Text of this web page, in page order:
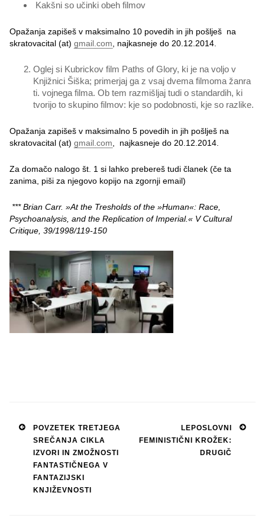
Kakšni so učinki obeh filmov
Opažanja zapišeš v maksimalno 10 povedih in jih pošlješ na
skratovacital (at) gmail.com , najkasneje do 20.12.2014.
Oglej si Kubrickov film Paths of Glory, ki je na voljo v
Knjižnici Šiška; primerjaj ga z vsaj dvema filmoma žanra
ti. vojnega filma. Ob tem razmišljaj tudi o standardih, ki
tvorijo to skupino filmov: kje so podobnosti, kje so razlike.
Opažanja zapišeš v maksimalno 5 povedih in jih pošlješ na
skratovacital (at) gmail.com , najkasneje do 20.12.2014.
Za domačo nalogo št. 1 si lahko prebereš tudi članek (če ta
zanima, piši za njegovo kopijo na zgornji email)
***Brian Carr. »At the Tresholds of the »Human«: Race,
Psychoanalysis, and the Replication of Imperial.« V Cultural
Critique, 39/1998/119-150
Post
navigation
POVZETEK TRETJEGA
SREČANJA CIKLA
IZVORI IN ZMOŽNOSTI
FANTASTIČNEGA V
FANTAZIJSKI
KNJIŽEVNOSTI
LEPOSLOVNI
FEMINISTIČNI KROŽEK:
DRUGIČ